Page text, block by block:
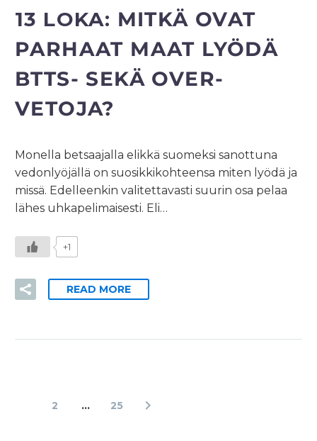
13 LOKA: MITKÄ OVAT
PARHAAT MAAT LYÖDÄ
BTTS- SEKÄ OVER-
VETOJA?
Monella betsaajalla elikkä suomeksi sanottuna
vedonlyöjällä on suosikkikohteensa miten lyödä ja
missä. Edelleenkin valitettavasti suurin osa pelaa
lähes uhkapelimaisesti. Eli…
+1
READ MORE
2 … 25